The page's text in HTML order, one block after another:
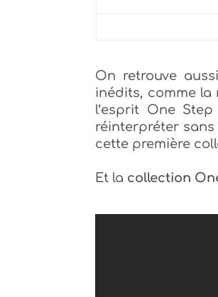
On retrouve
inédits, comme la
l’esprit One
réinterpréter sans
cette première
Et la collection